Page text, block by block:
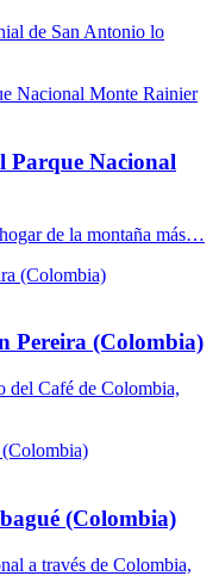
de San Antonio lo
Parque Nacional
de la montaña más…
Pereira (Colombia)
del Café de Colombia,
(Colombia)
a través de Colombia,